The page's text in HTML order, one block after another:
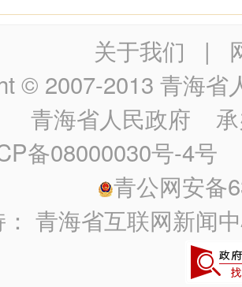
关于我们 |
© 2007-2013 青海省
青海省人民政府 承
备08000030号-4号
青公网安备
：青海省互联网新闻